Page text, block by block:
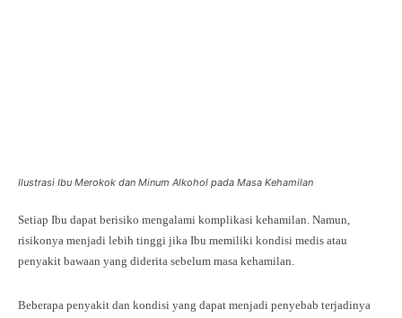
Ilustrasi Ibu Merokok dan Minum Alkohol pada Masa Kehamilan
Setiap Ibu dapat berisiko mengalami komplikasi kehamilan. Namun,
risikonya menjadi lebih tinggi jika Ibu memiliki kondisi medis atau
penyakit bawaan yang diderita sebelum masa kehamilan.
Beberapa penyakit dan kondisi yang dapat menjadi penyebab terjadinya